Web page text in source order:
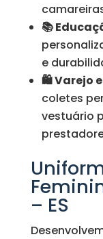
📚
e
🛍️ Varejo
coletes
vestuário
– ES